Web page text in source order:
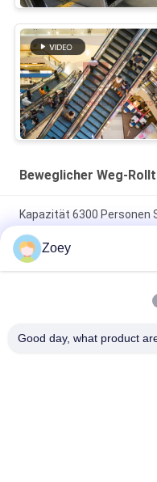
Beweglicher Weg-
Kapazität 6300 Personen
bewegliche Gehtreppe für
30°/35°Indoor und
Einkaufszentrum
Zoey
Good day, what product